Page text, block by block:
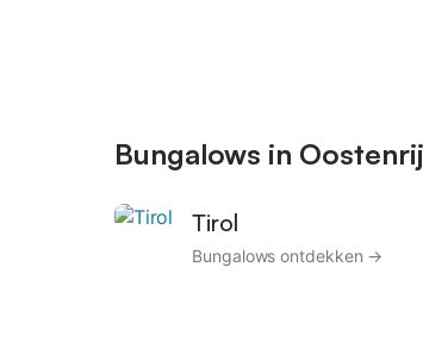
Bungalows in
Tirol
Bungalows ontdekken →